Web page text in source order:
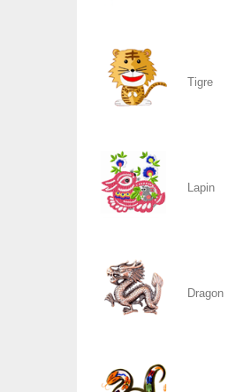
Tigre
Lapin
Dragon